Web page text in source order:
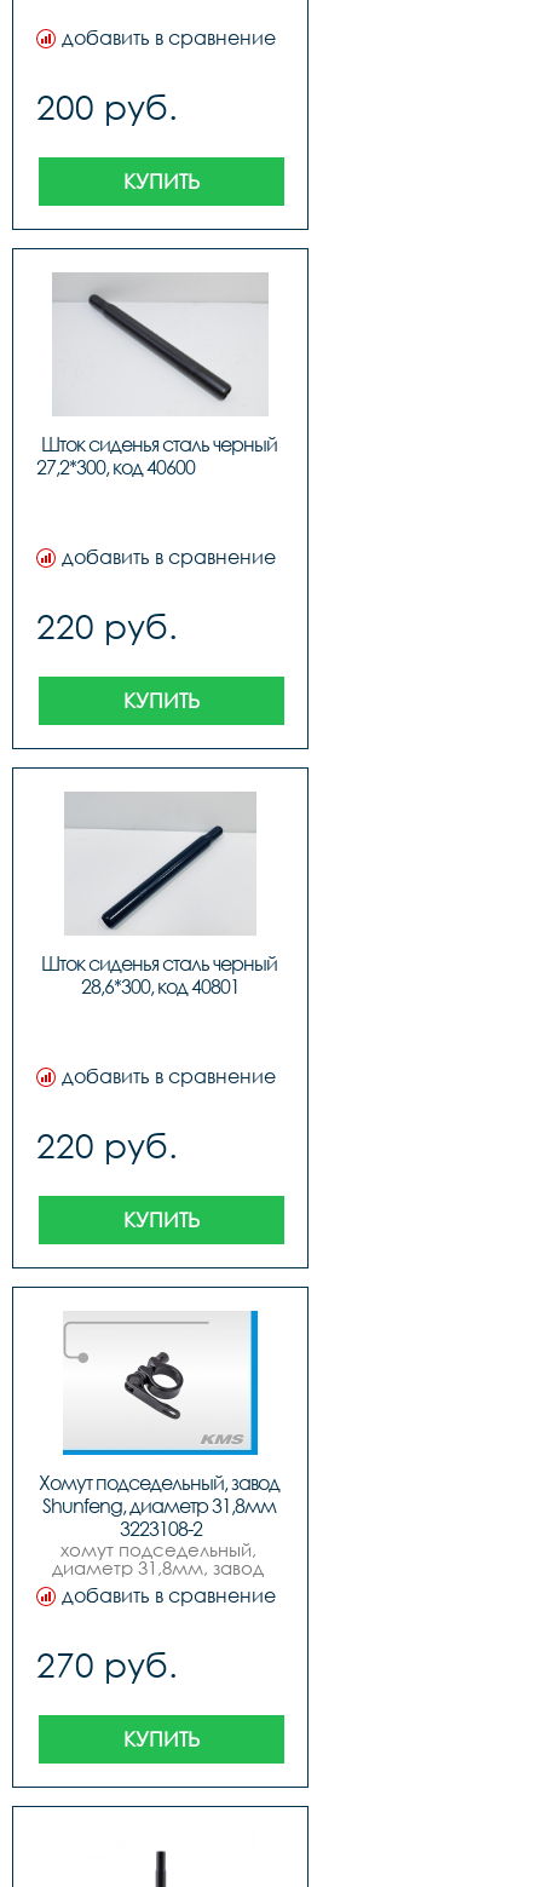
добавить в сравнение
200 руб.
КУПИТЬ
Шток сиденья сталь черный
добавить в сравнение
220 руб.
КУПИТЬ
Шток сиденья сталь черный
28,6*300, код 40801
добавить в сравнение
220 руб.
КУПИТЬ
Хомут подседельный, завод
Shunfeng, диаметр 31,8мм
3223108-2
хомут подседельный,
диаметр 31,8мм, завод
добавить в сравнение
270 руб.
КУПИТЬ